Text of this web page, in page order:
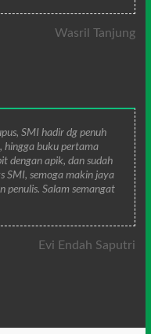
Wasril Tanjung
SMI hadir dg penuh
hingga buku pertama
dengan apik, dan sudah
SMI, semoga makin jaya
penulis. Salam semangat
Evi Endah Saputri